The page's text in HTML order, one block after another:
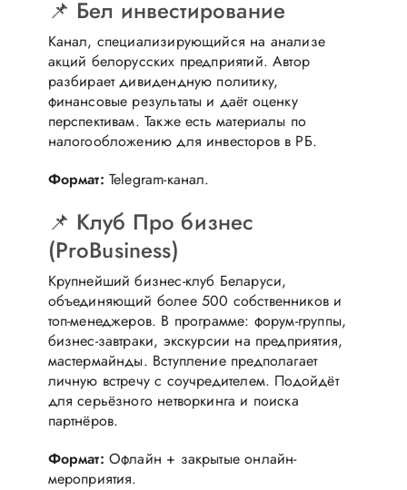
📌 Бел инвестирование
Канал, специализирующийся на анализе
акций белорусских предприятий. Автор
разбирает дивидендную политику,
финансовые результаты и даёт оценку
перспективам. Также есть материалы по
налогообложению для инвесторов в РБ.
Формат: Telegram-канал.
📌 Клуб Про бизнес
(ProBusiness)
Крупнейший бизнес-клуб Беларуси,
объединяющий более 500 собственников и
топ-менеджеров. В программе: форум-группы,
бизнес-завтраки, экскурсии на предприятия,
мастермайнды. Вступление предполагает
личную встречу с соучредителем. Подойдёт
для серьёзного нетворкинга и поиска
партнёров.
Формат: Офлайн + закрытые онлайн-
мероприятия.